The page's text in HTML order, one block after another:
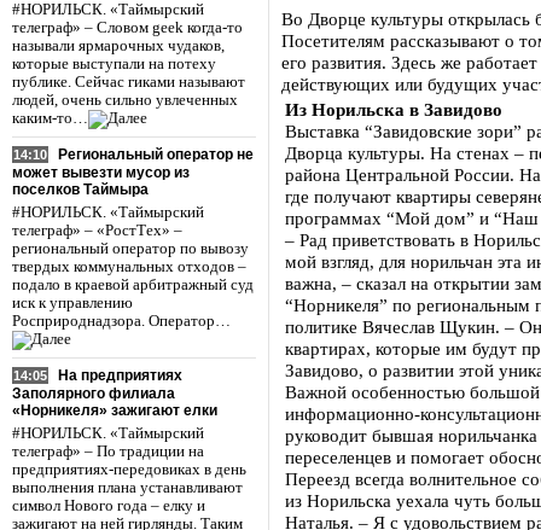
#НОРИЛЬСК. «Таймырский
телеграф» – Словом geek когда-то
называли ярмарочных чудаков,
которые выступали на потеху
публике. Сейчас гиками называют
людей, очень сильно увлеченных
каким-то…
14:10
Региональный оператор не
может вывезти мусор из
поселков Таймыра
#НОРИЛЬСК. «Таймырский
телеграф» – «РостТех» –
региональный оператор по вывозу
твердых коммунальных отходов –
подало в краевой арбитражный суд
иск к управлению
Росприроднадзора. Оператор…
14:05
На предприятиях
Заполярного филиала
«Норникеля» зажигают елки
#НОРИЛЬСК. «Таймырский
телеграф» – По традиции на
предприятиях-передовиках в день
выполнения плана устанавливают
символ Нового года – елку и
зажигают на ней гирлянды. Таким
Во Дворце культуры открылась
Посетителям рассказывают о
его развития. Здесь же
действующих или будущих
Из Норильска в Завидово
Выставка “Завидовские зори”
Дворца культуры. На стенах –
района Центральной России.
где получают квартиры
программах “Мой дом” и
– Рад приветствовать в
мой взгляд, для норильчан эта
важна, – сказал на открытии
“Норникеля” по региональным
политике Вячеслав Щукин. –
квартирах, которые им будут
Завидово, о развитии этой
Важной особенностью большой
информационно-
руководит бывшая
переселенцев и помогает
Переезд всегда волнительное
из Норильска уехала чуть
Наталья. – Я с удовольствием